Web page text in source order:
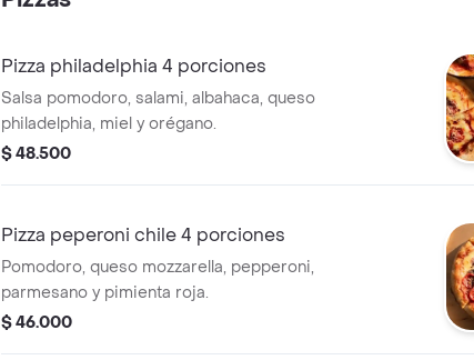
Pizza philadelphia 4 porciones
Salsa pomodoro, salami, albahaca, queso
philadelphia, miel y orégano.
$ 48.500
Pizza peperoni chile 4 porciones
Pomodoro, queso mozzarella, pepperoni,
parmesano y pimienta roja.
$ 46.000